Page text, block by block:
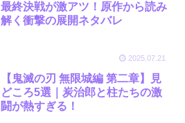
最終決戦が激アツ！原作から読み
解く衝撃の展開ネタバレ
2025.07.21
【鬼滅の刃 無限城編 第二章】見
どころ5選｜炭治郎と柱たちの激
闘が熱すぎる！